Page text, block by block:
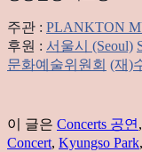
주관 : PLANKTON
후원 : 서울시 (Seoul)
문화예술위원회 (재)
이 글은 Concerts 공연 ,
Concert, Kyungso Park,